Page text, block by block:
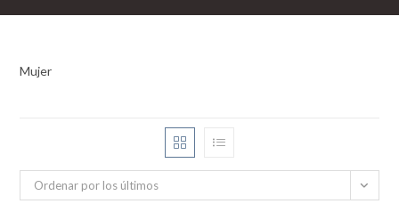
Mujer
Ordenar por los últimos